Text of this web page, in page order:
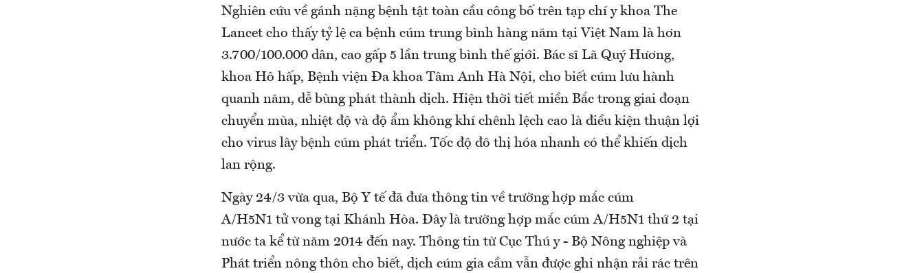
Nghiên cứu về gánh nặng bệnh tật toàn cầu công bố trên tạp chí y khoa The
Lancet cho thấy tỷ lệ ca bệnh cúm trung bình hàng năm tại Việt Nam là hơn
3.700/100.000 dân, cao gấp 5 lần trung bình thế giới. Bác sĩ Lã Quý Hương,
khoa Hô hấp, Bệnh viện Đa khoa Tâm Anh Hà Nội, cho biết cúm lưu hành
quanh năm, dễ bùng phát thành dịch. Hiện thời tiết miền Bắc trong giai đoạn
chuyển mùa, nhiệt độ và độ ẩm không khí chênh lệch cao là điều kiện thuận lợi
cho virus lây bệnh cúm phát triển. Tốc độ đô thị hóa nhanh có thể khiến dịch
lan rộng.
Ngày 24/3 vừa qua, Bộ Y tế đã đưa thông tin về trường hợp mắc cúm
A/H5N1 tử vong tại Khánh Hòa. Đây là trường hợp mắc cúm A/H5N1 thứ 2 tại
nước ta kể từ năm 2014 đến nay. Thông tin từ Cục Thú y - Bộ Nông nghiệp và
Phát triển nông thôn cho biết, dịch cúm gia cầm vẫn được ghi nhận rải rác trên